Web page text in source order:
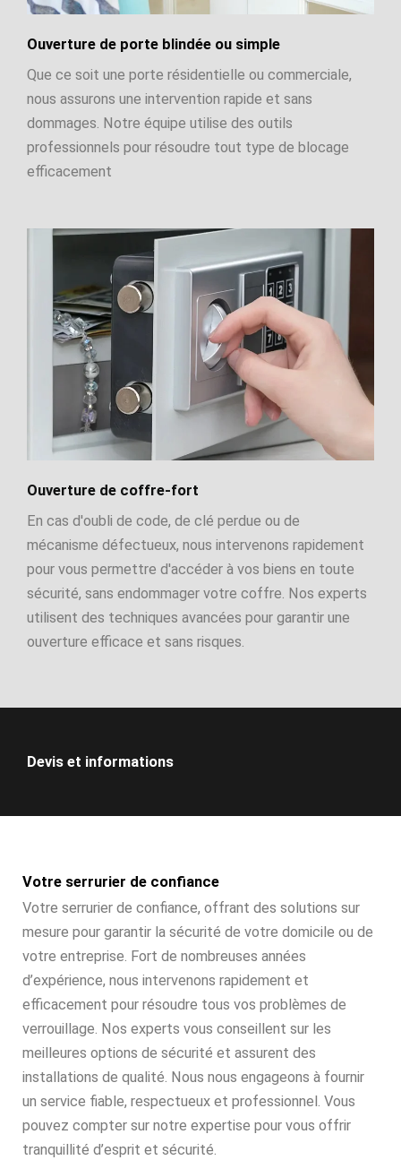
Ouverture de porte blindée ou simple
Que ce soit une porte résidentielle ou commerciale,
nous assurons une intervention rapide et sans
dommages. Notre équipe utilise des outils
professionnels pour résoudre tout type de blocage
efficacement
Ouverture de coffre-fort
En cas d'oubli de code, de clé perdue ou de
mécanisme défectueux, nous intervenons rapidement
pour vous permettre d'accéder à vos biens en toute
sécurité, sans endommager votre coffre. Nos experts
utilisent des techniques avancées pour garantir une
ouverture efficace et sans risques.
Devis et informations
Votre serrurier de confiance
Votre serrurier de confiance, offrant des solutions sur
mesure pour garantir la sécurité de votre domicile ou de
votre entreprise. Fort de nombreuses années
d’expérience, nous intervenons rapidement et
efficacement pour résoudre tous vos problèmes de
verrouillage. Nos experts vous conseillent sur les
meilleures options de sécurité et assurent des
installations de qualité. Nous nous engageons à fournir
un service fiable, respectueux et professionnel. Vous
pouvez compter sur notre expertise pour vous offrir
tranquillité d’esprit et sécurité.